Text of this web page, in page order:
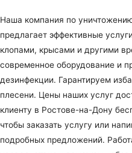
Наша компания по
предлагает эффективные
клопами, крысами и другими
современное оборудование и
дезинфекции. Гарантируем
плесени. Цены наших услуг
клиенту в Ростове-на-Дону
чтобы заказать услугу или
подробных предложений.